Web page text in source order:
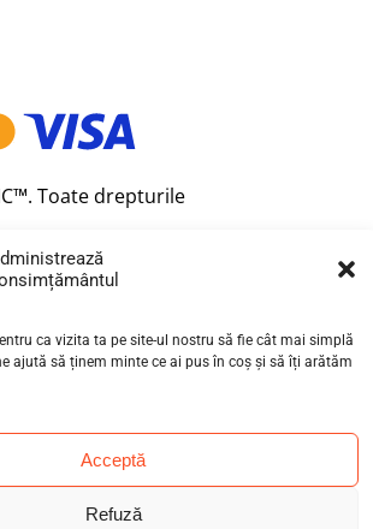
ca vizita ta pe site-ul nostru să fie cât mai simplă
ajută să ținem minte ce ai pus în coș și să îți arătăm
Acceptă
Refuză
Toate drepturile